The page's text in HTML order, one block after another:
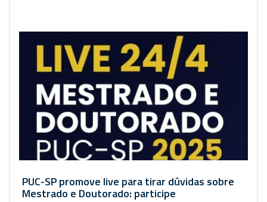
PUC-SP promove live para tirar dúvidas sobre
Mestrado e Doutorado: participe